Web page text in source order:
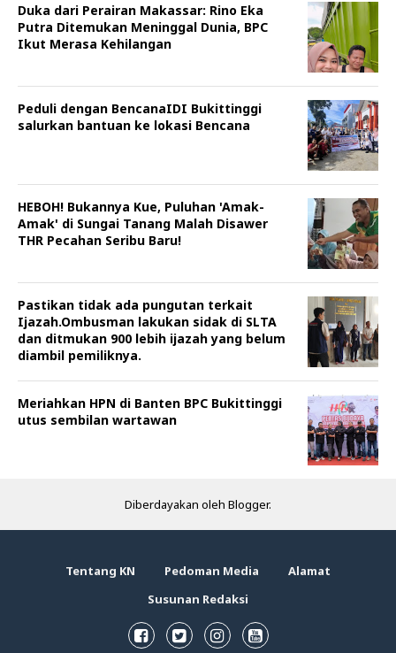
Duka dari Perairan Makassar: Rino Eka
Putra Ditemukan Meninggal Dunia, BPC
Ikut Merasa Kehilangan
Peduli dengan BencanaIDI Bukittinggi
salurkan bantuan ke lokasi Bencana
HEBOH! Bukannya Kue, Puluhan 'Amak-
Amak' di Sungai Tanang Malah Disawer
THR Pecahan Seribu Baru!
Pastikan tidak ada pungutan terkait
Ijazah.Ombusman lakukan sidak di SLTA
dan ditmukan 900 lebih ijazah yang belum
diambil pemiliknya.
Meriahkan HPN di Banten BPC Bukittinggi
utus sembilan wartawan
Diberdayakan oleh Blogger.
Tentang KN Pedoman Media
Alamat
Susunan Redaksi